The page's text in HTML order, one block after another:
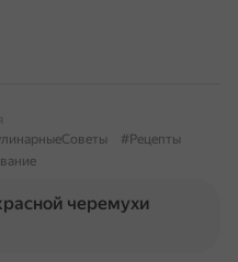
#Рецепты
черемухи